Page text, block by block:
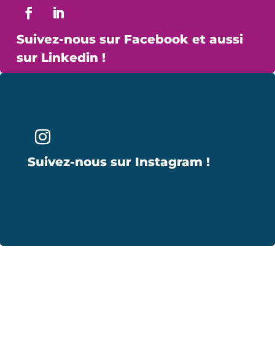
Suivez-nous sur Facebook et aussi
sur Linkedin !
Suivez-nous sur Instagram !